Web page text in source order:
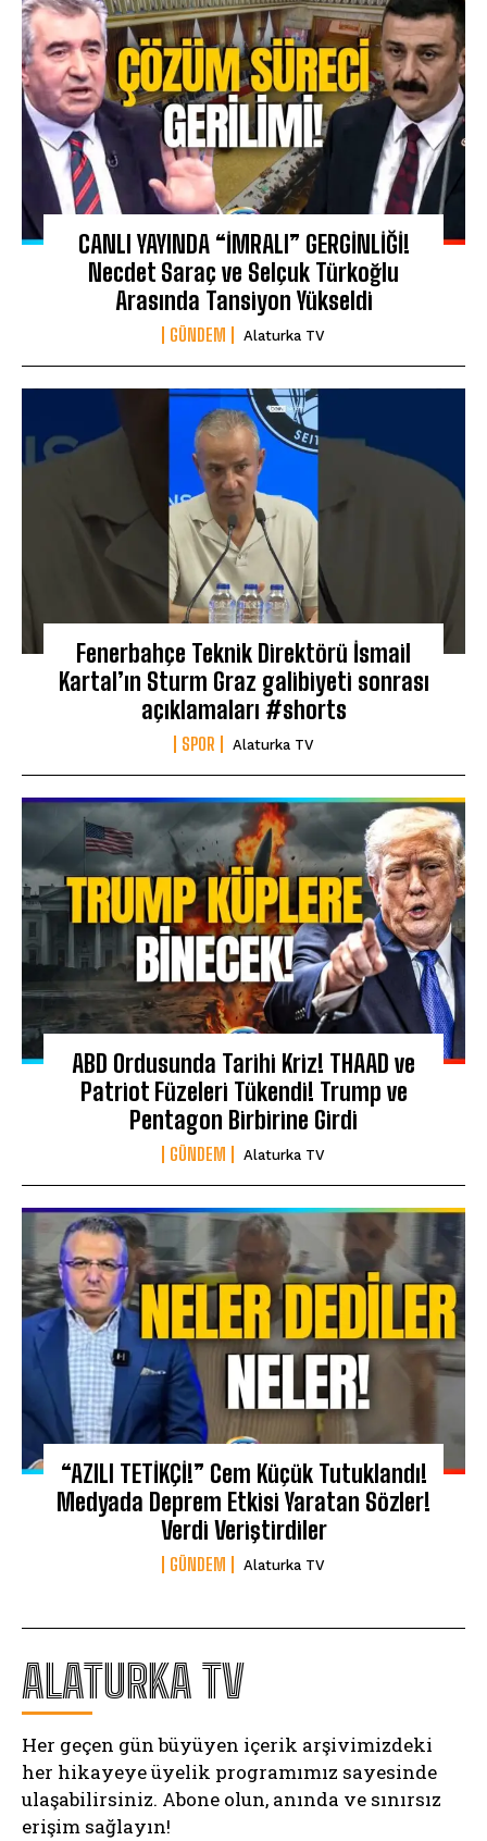
CANLI YAYINDA “İMRALI” GERGİNLİĞİ!
Necdet Saraç ve Selçuk Türkoğlu
Arasında Tansiyon Yükseldi
GÜNDEM Alaturka TV
Fenerbahçe Teknik Direktörü İsmail
Kartal’ın Sturm Graz galibiyeti sonrası
açıklamaları #shorts
SPOR Alaturka TV
ABD Ordusunda Tarihi Kriz! THAAD ve
Patriot Füzeleri Tükendi! Trump ve
Pentagon Birbirine Girdi
GÜNDEM Alaturka TV
“AZILI TETİKÇİ!” Cem Küçük Tutuklandı!
Medyada Deprem Etkisi Yaratan Sözler!
Verdi Veriştirdiler
GÜNDEM Alaturka TV
ALATURKA TV
Her geçen gün büyüyen içerik arşivimizdeki
her hikayeye üyelik programımız sayesinde
ulaşabilirsiniz. Abone olun, anında ve sınırsız
erişim sağlayın!